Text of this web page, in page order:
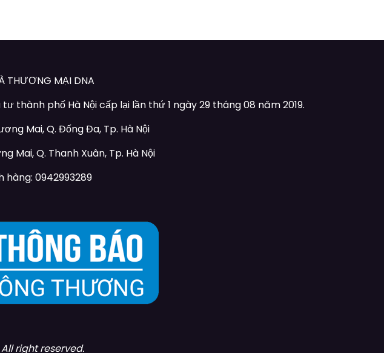
THƯƠNG MẠI DNA
thành phố Hà Nội cấp lại lần thứ 1 ngày 29 tháng 08 năm 2019.
Mai, Q. Đống Đa, Tp. Hà Nội
Mai, Q. Thanh Xuân, Tp. Hà Nội
hàng: 0942993289
right reserved.